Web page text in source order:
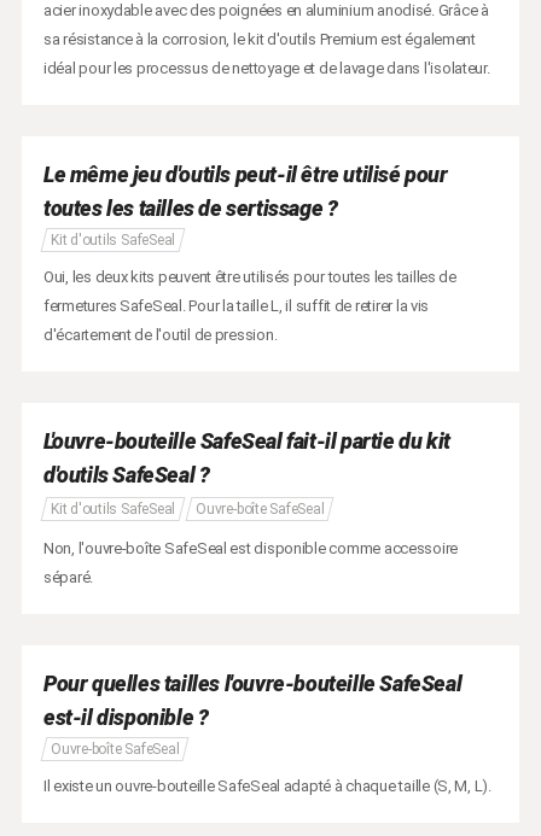
acier inoxydable avec des poignées en aluminium anodisé. Grâce à
sa résistance à la corrosion, le kit d'outils Premium est également
idéal pour les processus de nettoyage et de lavage dans l'isolateur.
Le même jeu d'outils peut-il être utilisé pour
toutes les tailles de sertissage ?
Kit d'outils SafeSeal
Oui, les deux kits peuvent être utilisés pour toutes les tailles de
fermetures SafeSeal. Pour la taille L, il suffit de retirer la vis
d'écartement de l'outil de pression.
L'ouvre-bouteille SafeSeal fait-il partie du kit
d'outils SafeSeal ?
Kit d'outils SafeSeal Ouvre-boîte SafeSeal
Non, l'ouvre-boîte SafeSeal est disponible comme accessoire
séparé.
Pour quelles tailles l'ouvre-bouteille SafeSeal
est-il disponible ?
Ouvre-boîte SafeSeal
Il existe un ouvre-bouteille SafeSeal adapté à chaque taille (S, M, L).